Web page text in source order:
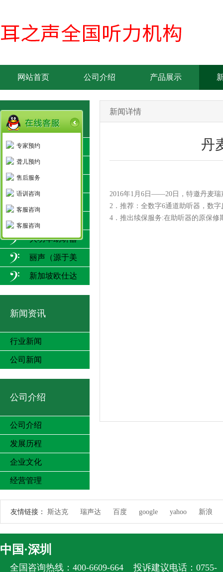
网站首页 公司介绍 产品展示
品牌简介-产品优势
丹麦瑞声达
新加坡欧仕达
美国斯达克
大功率助听器
丽声（源于美
国） 新加坡欧仕达
新闻资讯
行业新闻
公司新闻
公司介绍
公司介绍
发展历程
企业文化
经营管理
新闻详情
丹
2016年1月6日——20日，特邀丹麦
2．推荐：全数字6通道助听器，数
4．推出续保服务:在助听器的原保
友情链接： 斯达克 瑞声达 百度 google yahoo 新浪
中国·深圳
全国咨询热线：400-6609-664
投诉建议电话：0755-
专家预约
聋儿预约
售后服务
语训咨询
客服咨询
客服咨询